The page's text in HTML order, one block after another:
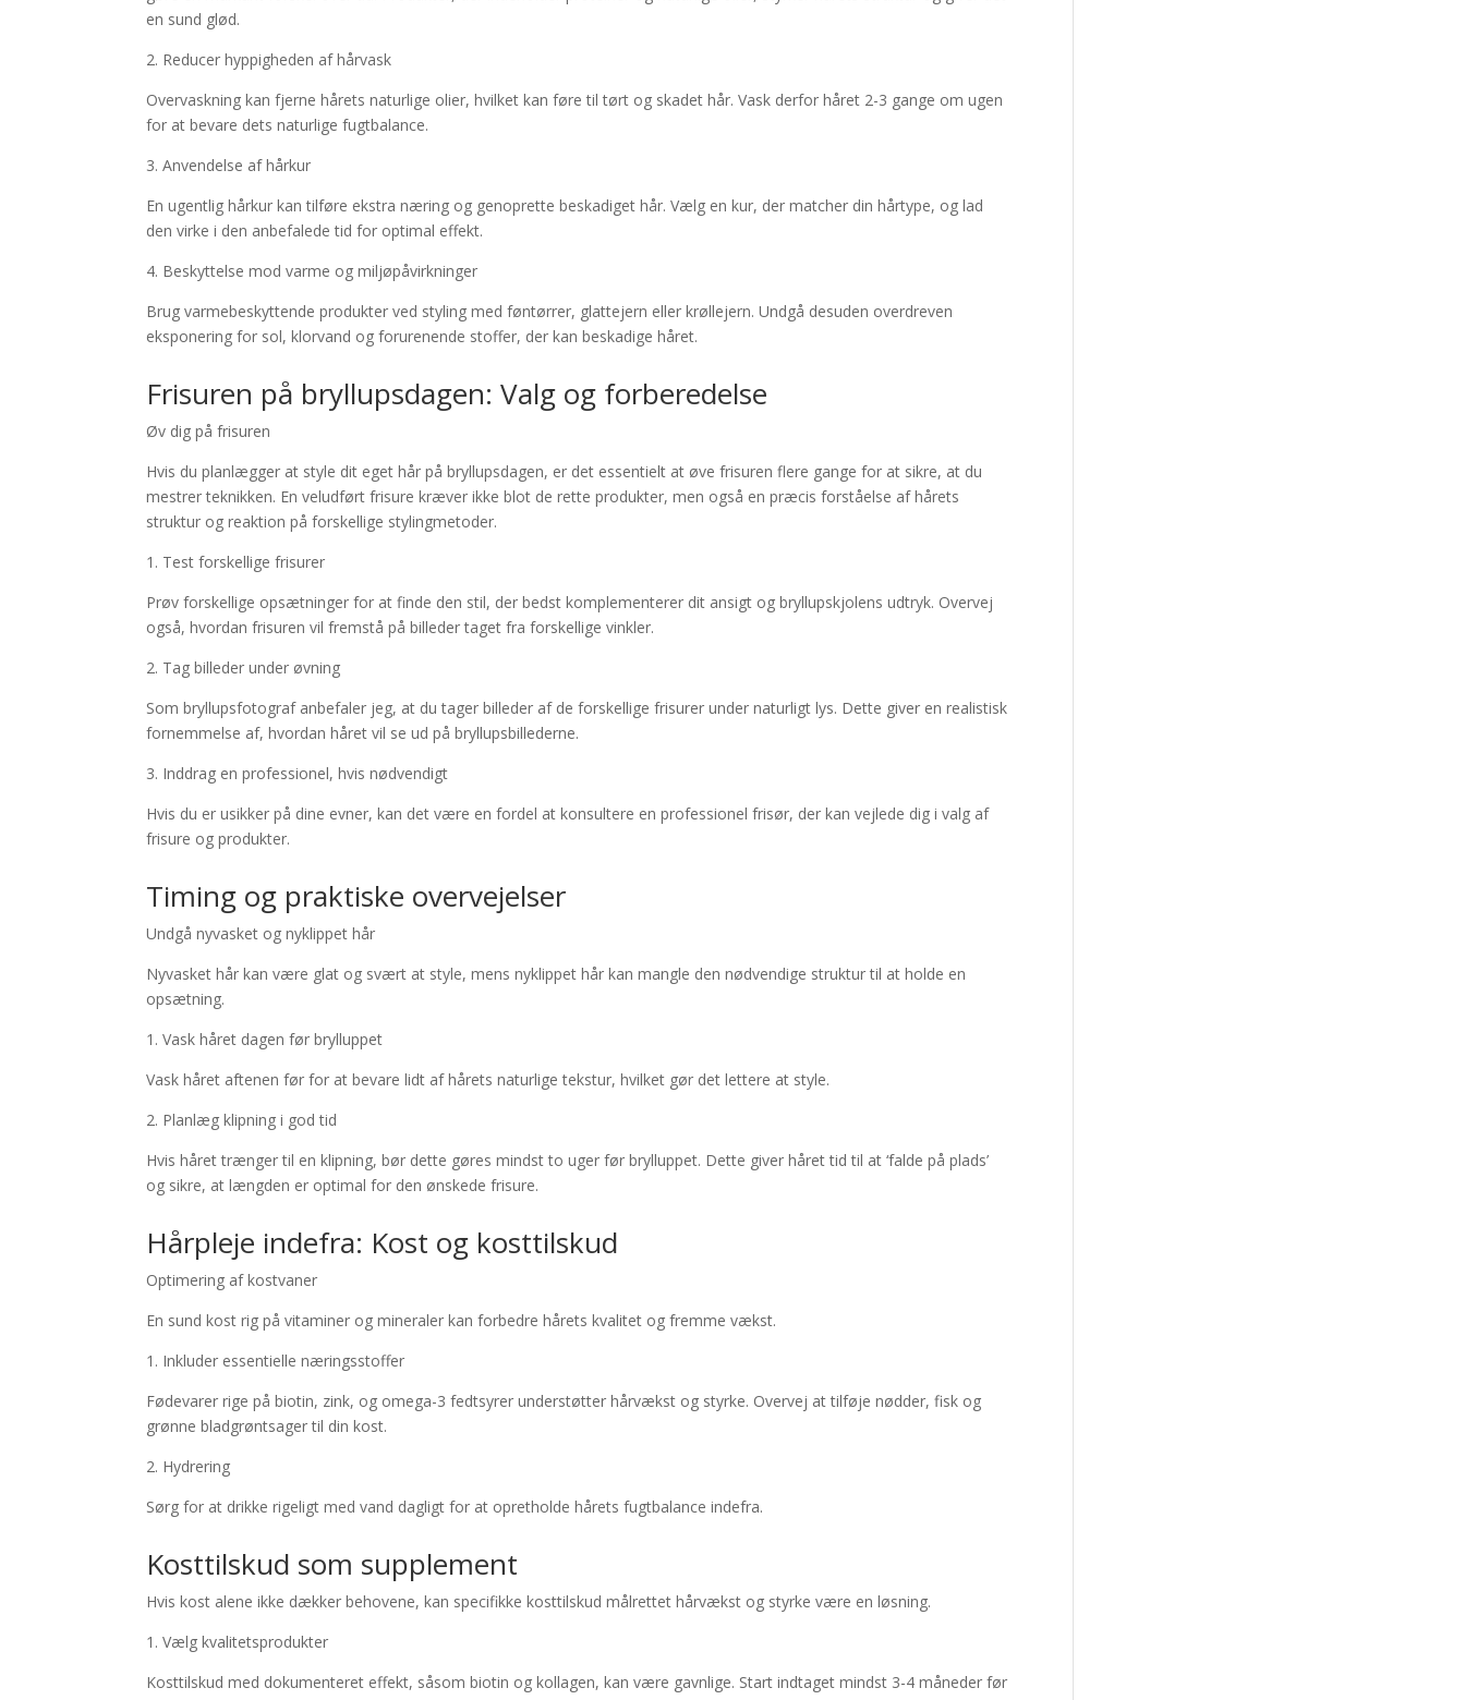
en sund glød.
2. Reducer hyppigheden af hårvask
Overvaskning kan fjerne hårets naturlige olier, hvilket kan føre til tørt og skadet hår. Vask derfor håret 2-3 gange om ugen
for at bevare dets naturlige fugtbalance.
3. Anvendelse af hårkur
En ugentlig hårkur kan tilføre ekstra næring og genoprette beskadiget hår. Vælg en kur, der matcher din hårtype, og lad
den virke i den anbefalede tid for optimal effekt.
4. Beskyttelse mod varme og miljøpåvirkninger
Brug varmebeskyttende produkter ved styling med føntørrer, glattejern eller krøllejern. Undgå desuden overdreven
eksponering for sol, klorvand og forurenende stoffer, der kan beskadige håret.
Frisuren på bryllupsdagen: Valg og forberedelse
Øv dig på frisuren
Hvis du planlægger at style dit eget hår på bryllupsdagen, er det essentielt at øve frisuren flere gange for at sikre, at du
mestrer teknikken. En veludført frisure kræver ikke blot de rette produkter, men også en præcis forståelse af hårets
struktur og reaktion på forskellige stylingmetoder.
1. Test forskellige frisurer
Prøv forskellige opsætninger for at finde den stil, der bedst komplementerer dit ansigt og bryllupskjolens udtryk. Overvej
også, hvordan frisuren vil fremstå på billeder taget fra forskellige vinkler.
2. Tag billeder under øvning
Som bryllupsfotograf anbefaler jeg, at du tager billeder af de forskellige frisurer under naturligt lys. Dette giver en realistisk
fornemmelse af, hvordan håret vil se ud på bryllupsbillederne.
3. Inddrag en professionel, hvis nødvendigt
Hvis du er usikker på dine evner, kan det være en fordel at konsultere en professionel frisør, der kan vejlede dig i valg af
frisure og produkter.
Timing og praktiske overvejelser
Undgå nyvasket og nyklippet hår
Nyvasket hår kan være glat og svært at style, mens nyklippet hår kan mangle den nødvendige struktur til at holde en
opsætning.
1. Vask håret dagen før brylluppet
Vask håret aftenen før for at bevare lidt af hårets naturlige tekstur, hvilket gør det lettere at style.
2. Planlæg klipning i god tid
Hvis håret trænger til en klipning, bør dette gøres mindst to uger før brylluppet. Dette giver håret tid til at ‘falde på plads’
og sikre, at længden er optimal for den ønskede frisure.
Hårpleje indefra: Kost og kosttilskud
Optimering af kostvaner
En sund kost rig på vitaminer og mineraler kan forbedre hårets kvalitet og fremme vækst.
1. Inkluder essentielle næringsstoffer
Fødevarer rige på biotin, zink, og omega-3 fedtsyrer understøtter hårvækst og styrke. Overvej at tilføje nødder, fisk og
grønne bladgrøntsager til din kost.
2. Hydrering
Sørg for at drikke rigeligt med vand dagligt for at opretholde hårets fugtbalance indefra.
Kosttilskud som supplement
Hvis kost alene ikke dækker behovene, kan specifikke kosttilskud målrettet hårvækst og styrke være en løsning.
1. Vælg kvalitetsprodukter
Kosttilskud med dokumenteret effekt, såsom biotin og kollagen, kan være gavnlige. Start indtaget mindst 3-4 måneder før